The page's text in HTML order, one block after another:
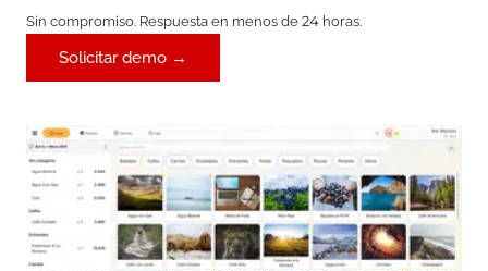
Sin compromiso. Respuesta en menos de 24 horas.
Solicitar demo →